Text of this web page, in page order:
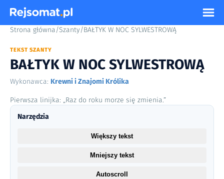
Strona główna/Szanty/BAŁTYK W NOC SYLWESTROWĄ
TEKST SZANTY
BAŁTYK W NOC SYLWESTROWĄ
Wykonawca: Krewni i Znajomi Królika
Pierwsza linijka: „Raz do roku morze się zmienia.”
Narzędzia
Większy tekst
Mniejszy tekst
Autoscroll